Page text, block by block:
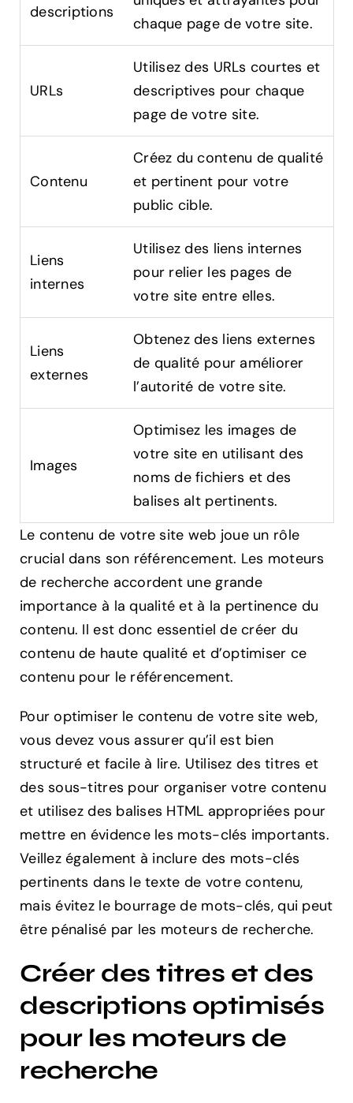
descriptions
chaque page de votre site.
URLs
Utilisez des URLs courtes et
descriptives pour chaque
page de votre site.
Contenu
Créez du contenu de qualité
et pertinent pour votre
public cible.
Liens
internes
Utilisez des liens internes
pour relier les pages de
votre site entre elles.
Liens
externes
Obtenez des liens externes
de qualité pour améliorer
l’autorité de votre site.
Images
Optimisez les images de
votre site en utilisant des
noms de fichiers et des
balises alt pertinents.
Le contenu de votre site web joue un rôle
crucial dans son référencement. Les moteurs
de recherche accordent une grande
importance à la qualité et à la pertinence du
contenu. Il est donc essentiel de créer du
contenu de haute qualité et d’optimiser ce
contenu pour le référencement.
Pour optimiser le contenu de votre site web,
vous devez vous assurer qu’il est bien
structuré et facile à lire. Utilisez des titres et
des sous-titres pour organiser votre contenu
et utilisez des balises HTML appropriées pour
mettre en évidence les mots-clés importants.
Veillez également à inclure des mots-clés
pertinents dans le texte de votre contenu,
mais évitez le bourrage de mots-clés, qui peut
être pénalisé par les moteurs de recherche.
Créer des titres et des
descriptions optimisés
pour les moteurs de
recherche